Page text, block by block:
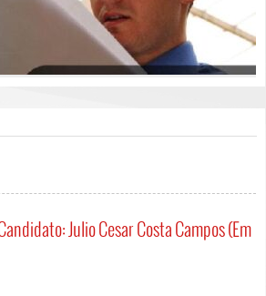
Julio Cesar Costa Campos (Em